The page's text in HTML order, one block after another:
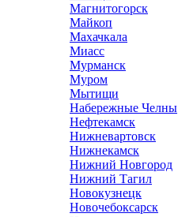
Магнитогорск
Майкоп
Махачкала
Миасс
Мурманск
Муром
Мытищи
Набережные Челны
Нефтекамск
Нижневартовск
Нижнекамск
Нижний Новгород
Нижний Тагил
Новокузнецк
Новочебоксарск